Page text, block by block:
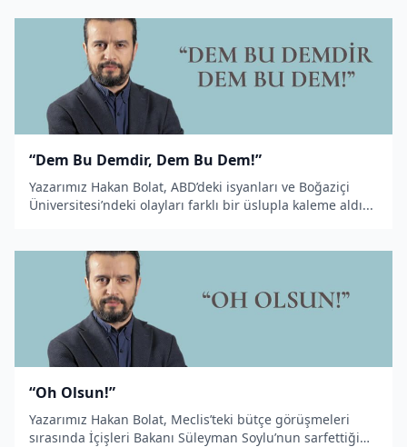
“Dem Bu Demdir, Dem Bu Dem!”
Yazarımız Hakan Bolat, ABD’deki isyanları ve Boğaziçi
Üniversitesi’ndeki olayları farklı bir üslupla kaleme aldı...
“Oh Olsun!”
Yazarımız Hakan Bolat, Meclis’teki bütçe görüşmeleri
sırasında İçişleri Bakanı Süleyman Soylu’nun sarfettiği